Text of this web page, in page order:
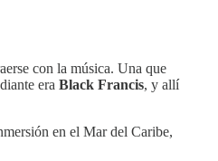
con la música. Una que
era Black Francis, y allí
en el Mar del Caribe,